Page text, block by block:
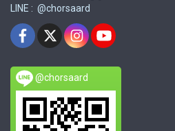
LINE : @chorsaard
@chorsaard